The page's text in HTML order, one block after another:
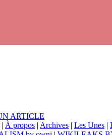
ARTICLE
| À propos | Archives | Les Unes |